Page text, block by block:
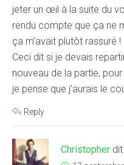
jeter un œil à la suite du
rendu compte que ça ne
ça m’avait plutôt rassuré !
Ceci dit si je devais
nouveau de la partie,
je pense que j’aurais le
Reply
Christopher